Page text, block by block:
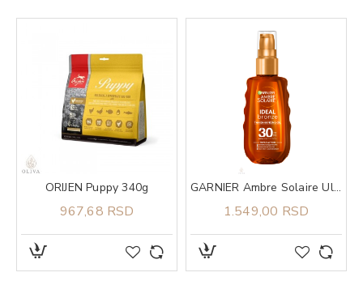
ORIJEN Puppy 340g
967,68 RSD
GARNIER Ambre Solaire Ulje u spreju za zaštitu od sunca SPF 30 150ml
1.549,00 RSD